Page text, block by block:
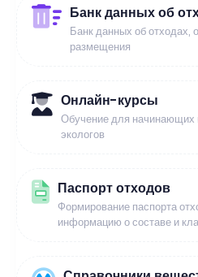
Банк данных об
Банк данных об отходах,
размещения
Онлайн-курсы
Обучение для начинающих
экологов
Паспорт отходов
Формирование паспорта
информацию о составе и